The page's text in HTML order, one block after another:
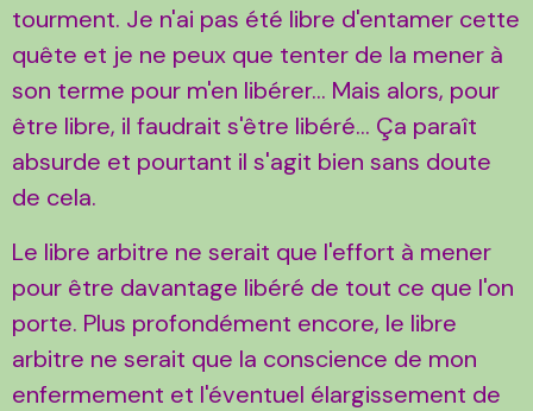
tourment. Je n'ai pas été libre d'entamer cette
quête et je ne peux que tenter de la mener à
son terme pour m'en libérer... Mais alors, pour
être libre, il faudrait s'être libéré... Ça paraît
absurde et pourtant il s'agit bien sans doute
de cela.
Le libre arbitre ne serait que l'effort à mener
pour être davantage libéré de tout ce que l'on
porte. Plus profondément encore, le libre
arbitre ne serait que la conscience de mon
enfermement et l'éventuel élargissement de